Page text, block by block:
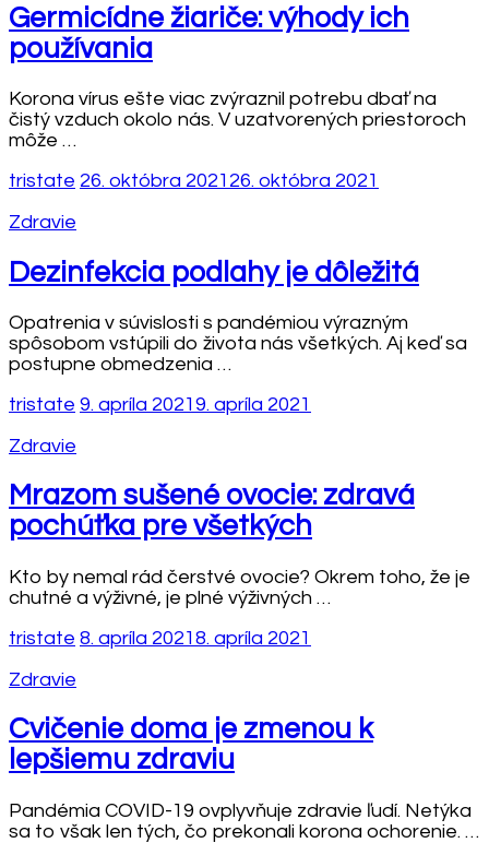
Germicídne žiariče: výhody ich
používania
Korona vírus ešte viac zvýraznil potrebu dbať na
čistý vzduch okolo nás. V uzatvorených priestoroch
môže …
tristate 26. októbra 2021 26. októbra 2021
Zdravie
Dezinfekcia podlahy je dôležitá
Opatrenia v súvislosti s pandémiou výrazným
spôsobom vstúpili do života nás všetkých. Aj keď sa
postupne obmedzenia …
tristate 9. apríla 2021 9. apríla 2021
Zdravie
Mrazom sušené ovocie: zdravá
pochúťka pre všetkých
Kto by nemal rád čerstvé ovocie? Okrem toho, že je
chutné a výživné, je plné výživných …
tristate 8. apríla 2021 8. apríla 2021
Zdravie
Cvičenie doma je zmenou k
lepšiemu zdraviu
Pandémia COVID-19 ovplyvňuje zdravie ľudí. Netýka
sa to však len tých, čo prekonali korona ochorenie. …